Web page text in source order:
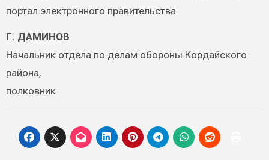
портал электронного правительства.
Г. ДАМИНОВ
Начальник отдела по делам обороны Кордайского
района,
полковник